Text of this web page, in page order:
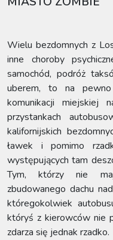
Wielu bezdomnych z
inne choroby
samochód, podróż
uberem, to na
komunikacji miejskiej
przystankach
kalifornijskich
ławek i pomimo
występujących tam
Tym, którzy nie
zbudowanego dachu
któregokolwiek
któryś z kierowców nie
zdarza się jednak rzadko.